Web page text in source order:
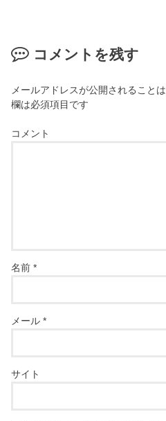
コメントを残す
メールアドレスが公開されることは
欄は必須項目です
コメント
名前*
メール*
サイト